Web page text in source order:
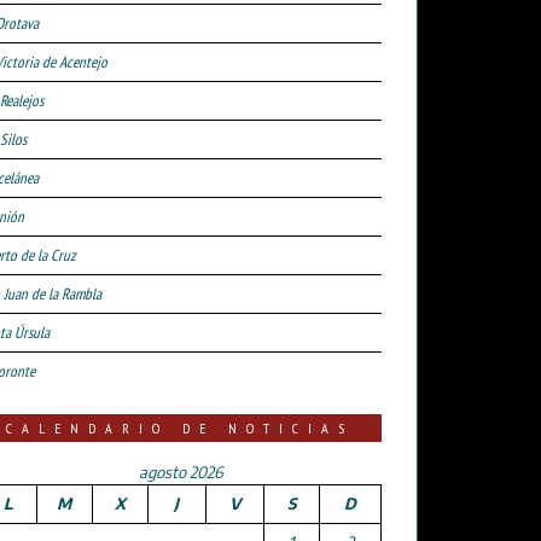
de Acentejo
de la Cruz
Juan de la Rambla
Úrsula
CALENDARIO DE NOTICIAS
agosto 2026
L
M X J V S
D